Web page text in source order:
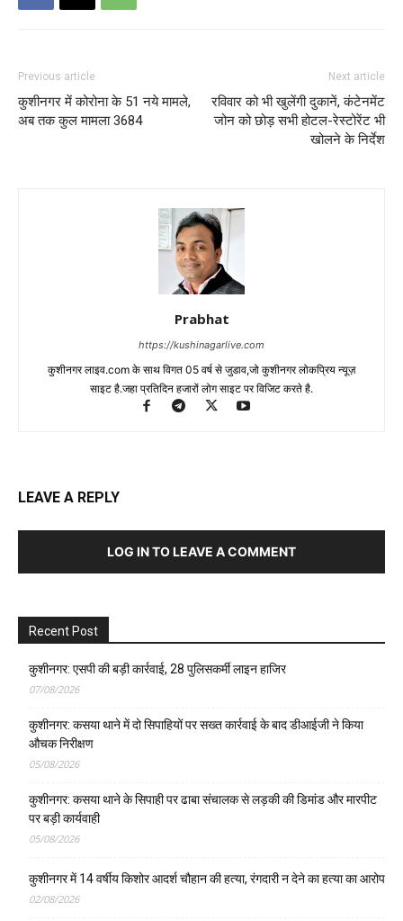
Previous article
कुशीनगर में कोरोना के 51 नये मामले,
अब तक कुल मामला 3684
Next article
रविवार को भी खुलेंगी दुकानें, कंटेनमेंट
जोन को छोड़ सभी होटल-रेस्टोरेंट भी
खोलने के निर्देश
Prabhat
https://kushinagarlive.com
कुशीनगर लाइव.com के साथ विगत 05 वर्ष से जुडाव,जो कुशीनगर लोकप्रिय न्यूज़
साइट है.जहा प्रतिदिन हजारों लोग साइट पर विजिट करते है.
LEAVE A REPLY
LOG IN TO LEAVE A COMMENT
Recent Post
कुशीनगर: एसपी की बड़ी कार्रवाई, 28 पुलिसकर्मी लाइन हाजिर
07/08/2026
कुशीनगर: कसया थाने में दो सिपाहियों पर सख्त कार्रवाई के बाद डीआईजी ने किया
औचक निरीक्षण
05/08/2026
कुशीनगर: कसया थाने के सिपाही पर ढाबा संचालक से लड़की की डिमांड और मारपीट
पर बड़ी कार्यवाही
05/08/2026
कुशीनगर में 14 वर्षीय किशोर आदर्श चौहान की हत्या, रंगदारी न देने का हत्या का आरोप
02/08/2026